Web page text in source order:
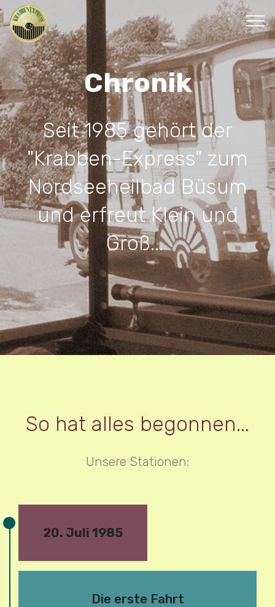
Chronik
Seit 1985 gehört der
"Krabben-Express" zum
Nordseeheilbad Büsum
und erfreut Klein und
Groß...
So hat alles begonnen...
Unsere Stationen:
20. Juli 1985
Die erste Fahrt